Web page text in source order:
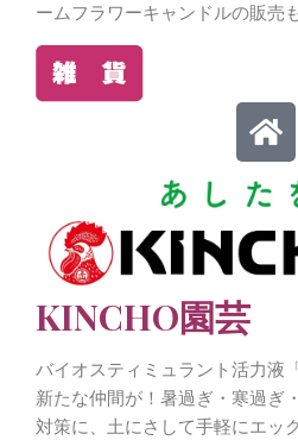
ームフラワーキャンドルの販売
KINCHO園芸
バイオスティミュラント活力液
新たな仲間が！暑過ぎ・寒過ぎ
対策に、土にさして手軽にエッ